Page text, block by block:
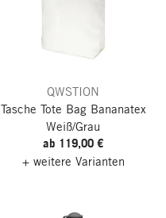
QWSTION
Tasche Tote Bag Bananatex
Weiß/Grau
ab 119,00 €
+ weitere Varianten